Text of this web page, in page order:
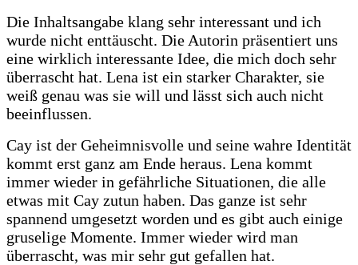
Die Inhaltsangabe klang sehr interessant und ich
wurde nicht enttäuscht. Die Autorin präsentiert uns
eine wirklich interessante Idee, die mich doch sehr
überrascht hat. Lena ist ein starker Charakter, sie
weiß genau was sie will und lässt sich auch nicht
beeinflussen.
Cay ist der Geheimnisvolle und seine wahre Identität
kommt erst ganz am Ende heraus. Lena kommt
immer wieder in gefährliche Situationen, die alle
etwas mit Cay zutun haben. Das ganze ist sehr
spannend umgesetzt worden und es gibt auch einige
gruselige Momente. Immer wieder wird man
überrascht, was mir sehr gut gefallen hat.